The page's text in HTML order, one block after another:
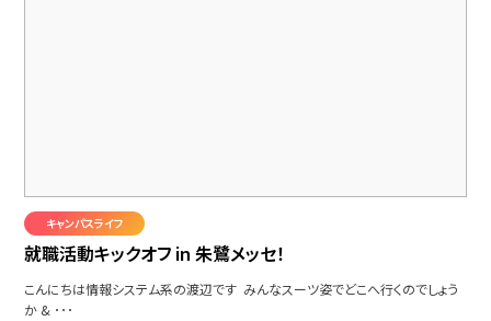
キャンパスライフ
就職活動キックオフ in 朱鷺メッセ！
こんにちは情報システム系の渡辺です みんなスーツ姿でどこへ行くのでしょう
か & ･･･